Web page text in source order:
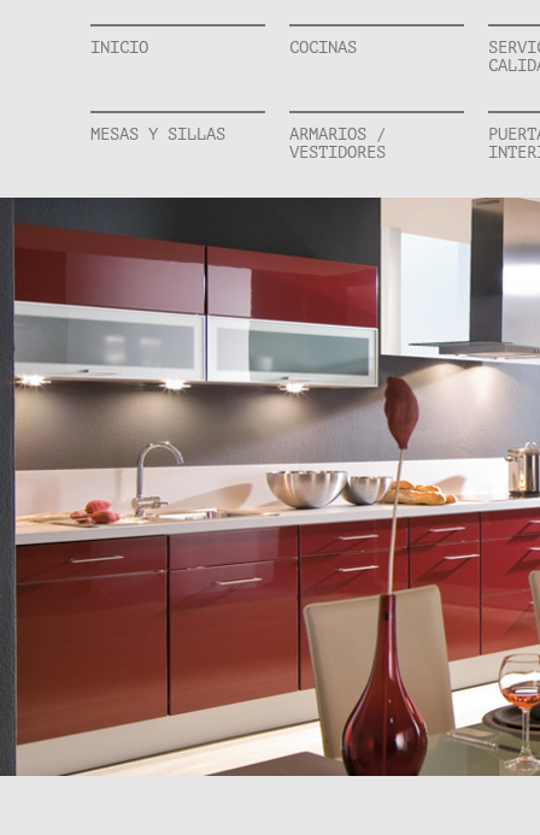
INICIO COCINAS
MESAS Y SILLAS
ARMARIOS /
VESTIDORES